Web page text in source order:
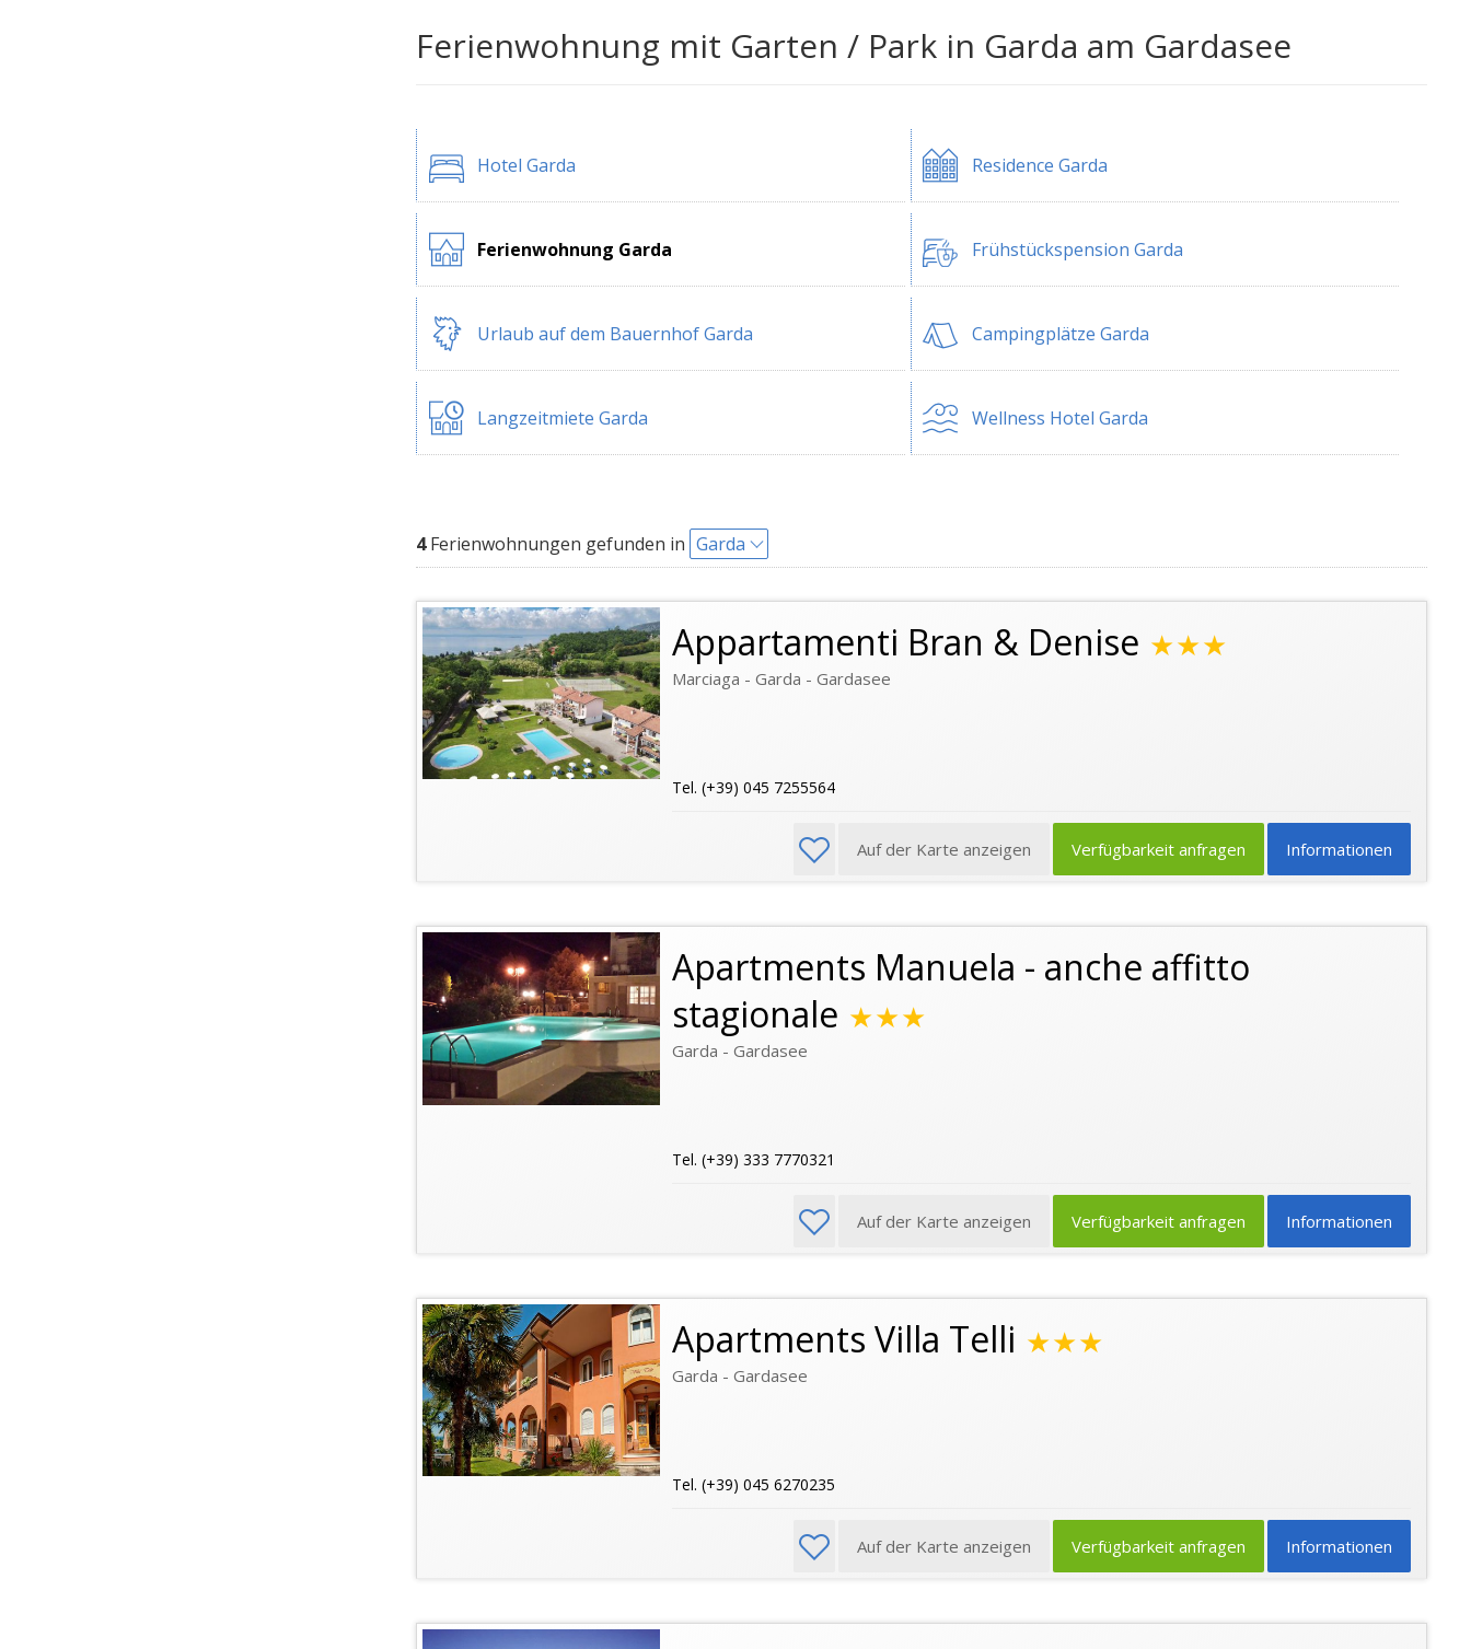
Ferienwohnung mit Garten / Park in Garda am Gardasee
Hotel Garda Residence Garda
Ferienwohnung Garda Frühstückspension Garda
Urlaub auf dem Bauernhof Garda Campingplätze Garda
Langzeitmiete Garda Wellness Hotel Garda
4Ferienwohnungen gefunden in Garda
Appartamenti Bran & Denise ★★★
Marciaga - Garda - Gardasee
Tel. (+39) 045 7255564
Informationen
Verfügbarkeit anfragen
Auf der Karte anzeigen
Apartments Manuela - anche affitto
stagionale ★★★
Garda - Gardasee
Tel. (+39) 333 7770321
Informationen
Verfügbarkeit anfragen
Auf der Karte anzeigen
Apartments Villa Telli ★★★
Garda - Gardasee
Tel. (+39) 045 6270235
Informationen
Verfügbarkeit anfragen
Auf der Karte anzeigen